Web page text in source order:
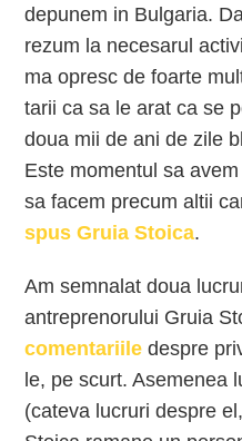
depunem in Bulgaria.
rezum la necesarul
ma opresc de foarte
tarii ca sa le arat ca se
doua mii de ani de zile
Este momentul sa
sa facem precum altii
spus Gruia Stoica.
Am semnalat doua
antreprenorului Gruia
comentariile despre
le, pe scurt. Asemenea
(cateva lucruri despre